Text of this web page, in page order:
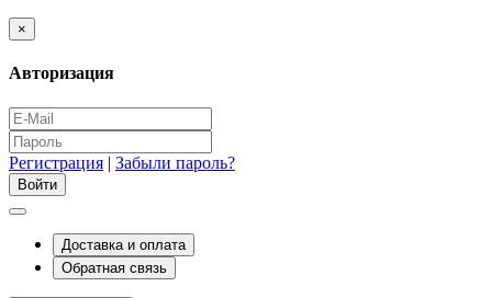
×
Авторизация
Регистрация | Забыли пароль?
Доставка и оплата
Обратная связь